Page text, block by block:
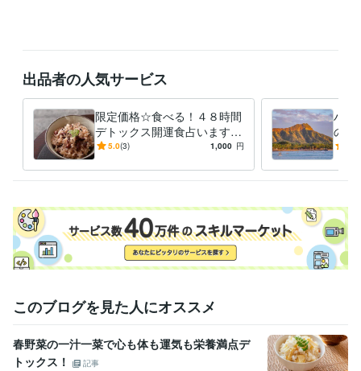
出品者の人気サービス
限定価格☆食べる！４８時間
デトックス開運食占います
脳も心も喜ぶ健康的なデトッ
す☆
5.0(3) 1,000 円
ハナ
の8
様
す
このブログを見た人にオススメ
春野菜の一汁一菜で心も体も運気も栄養満点デ
トックス！
記事